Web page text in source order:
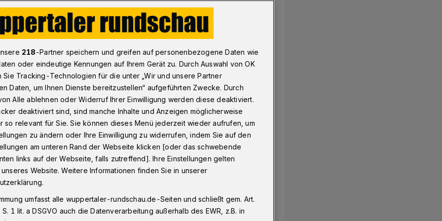
zur Sanierung der Loher Brücke
Dingen
Lauf lassen“
der Loher Brücke, Rundschau vom 2.
218-Partner speichern und greifen auf personenbezogene Daten wie
oder eindeutige Kennungen auf Ihrem Gerät zu. Durch Auswahl von OK
Sie Tracking-Technologien für die unter „Wir und unsere Partner
Daten, um Ihnen Dienste bereitzustellen“ aufgeführten Zwecke. Durch
Alle ablehnen oder Widerruf Ihrer Einwilligung werden diese deaktiviert.
deaktiviert sind, sind manche Inhalte und Anzeigen möglicherweise
so relevant für Sie. Sie können dieses Menü jederzeit wieder aufrufen, um
zu ändern oder Ihre Einwilligung zu widerrufen, indem Sie auf den
am unteren Rand der Webseite klicken [oder das schwebende
links auf der Webseite, falls zutreffend]. Ihre Einstellungen gelten
Website. Weitere Informationen finden Sie in unserer
umfasst alle wuppertaler-rundschau.de-Seiten und schließt gem. Art.
1 lit. a DSGVO auch die Datenverarbeitung außerhalb des EWR, z.B. in